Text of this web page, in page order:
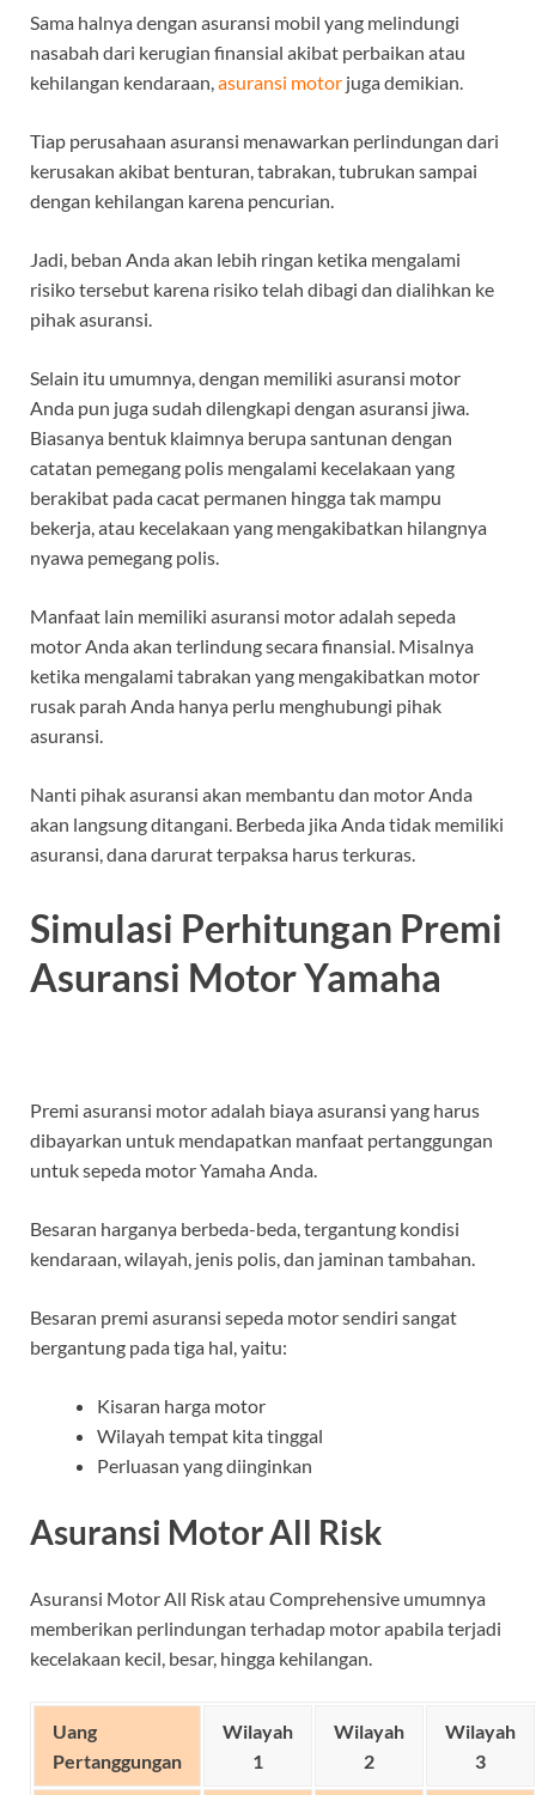
Sama halnya dengan asuransi mobil yang melindungi
nasabah dari kerugian finansial akibat perbaikan atau
kehilangan kendaraan,asuransi motor juga demikian.
Tiap perusahaan asuransi menawarkan perlindungan dari
kerusakan akibat benturan, tabrakan, tubrukan sampai
dengan kehilangan karena pencurian.
Jadi, beban Anda akan lebih ringan ketika mengalami
risiko tersebut karena risiko telah dibagi dan dialihkan ke
pihak asuransi.
Selain itu umumnya, dengan memiliki asuransi motor
Anda pun juga sudah dilengkapi dengan asuransi jiwa.
Biasanya bentuk klaimnya berupa santunan dengan
catatan pemegang polis mengalami kecelakaan yang
berakibat pada cacat permanen hingga tak mampu
bekerja, atau kecelakaan yang mengakibatkan hilangnya
nyawa pemegang polis.
Manfaat lain memiliki asuransi motor adalah sepeda
motor Anda akan terlindung secara finansial. Misalnya
ketika mengalami tabrakan yang mengakibatkan motor
rusak parah Anda hanya perlu menghubungi pihak
asuransi.
Nanti pihak asuransi akan membantu dan motor Anda
akan langsung ditangani. Berbeda jika Anda tidak memiliki
asuransi, dana darurat terpaksa harus terkuras.
Simulasi Perhitungan Premi
Asuransi Motor Yamaha
Premi asuransi motor adalah biaya asuransi yang harus
dibayarkan untuk mendapatkan manfaat pertanggungan
untuk sepeda motor Yamaha Anda.
Besaran harganya berbeda-beda, tergantung kondisi
kendaraan, wilayah, jenis polis, dan jaminan tambahan.
Besaran premi asuransi sepeda motor sendiri sangat
bergantung pada tiga hal, yaitu:
Kisaran harga motor
Wilayah tempat kita tinggal
Perluasan yang diinginkan
Asuransi Motor All Risk
Asuransi Motor All Risk atau Comprehensive umumnya
memberikan perlindungan terhadap motor apabila terjadi
kecelakaan kecil, besar, hingga kehilangan.
Uang
Pertanggungan
Wilayah
1
Wilayah
2
Wilayah
3